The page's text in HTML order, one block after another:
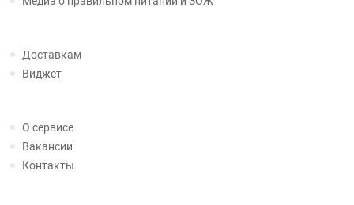
Доставкам
Виджет
О сервисе
Вакансии
Контакты